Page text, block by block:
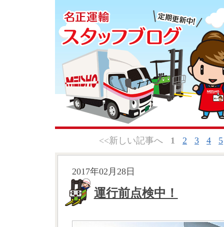
<<新しい記事へ 1 2 3 4 5
2017年02月28日
運行前点検中！